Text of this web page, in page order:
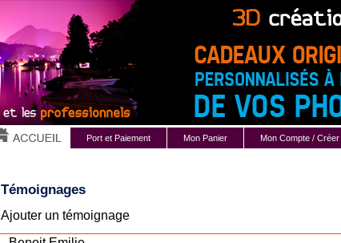
Port et Paiement Mon Panier Mon Compte /
Témoignages
Ajouter un témoignage